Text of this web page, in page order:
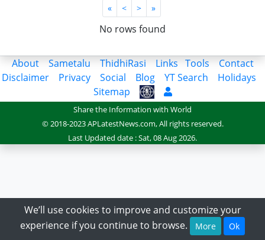
«First
< > »Last
No rows found
About Sametalu ThidhiRasi Links Tools
Contact
Disclaimer
Privacy Social Blog YT Search
Holidays
Sitemap
Share the Information with World
© 2018-2023 APLatestNews.com, All rights reserved.
Last Updated date : Sat, 08 Aug 2026.
We’ll use cookies to improve and customize your
experience if you continue to browse.
More Ok